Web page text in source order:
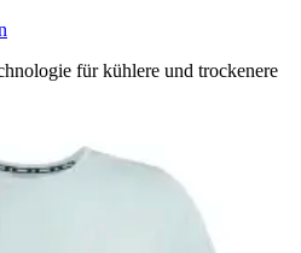
für kühlere und trockenere